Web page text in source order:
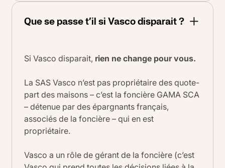
Que se passe t’il si Vasco disparait ?
Si Vasco disparait, rien ne change pour vous.
La SAS Vasco n’est pas propriétaire des quote-
part des maisons – c’est la foncière GAMA SCA
– détenue par des épargnants français,
associés de la foncière – qui en est
propriétaire.
Vasco a un rôle de gérant de la foncière (c’est